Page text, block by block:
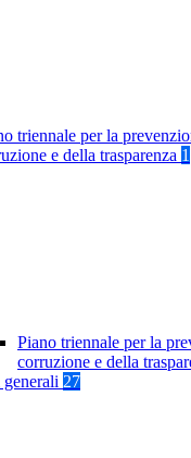
triennale per la
e della trasparenza 1
Piano triennale per la
corruzione e della
27